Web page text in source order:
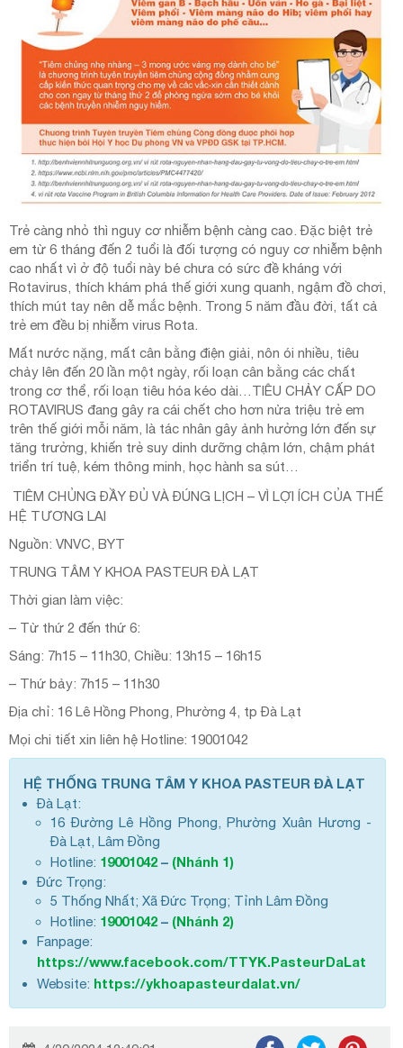
Trẻ càng nhỏ thì nguy cơ nhiễm bệnh càng cao. Đặc biệt trẻ
em từ 6 tháng đến 2 tuổi là đối tượng có nguy cơ nhiễm bệnh
cao nhất vì ở độ tuổi này bé chưa có sức đề kháng với
Rotavirus, thích khám phá thế giới xung quanh, ngậm đồ chơi,
thích mút tay nên dễ mắc bệnh. Trong 5 năm đầu đời, tất cả
trẻ em đều bị nhiễm virus Rota.
Mất nước nặng, mất cân bằng điện giải, nôn ói nhiều, tiêu
chảy lên đến 20 lần một ngày, rối loạn cân bằng các chất
trong cơ thể, rối loạn tiêu hóa kéo dài…TIÊU CHẢY CẤP DO
ROTAVIRUS đang gây ra cái chết cho hơn nửa triệu trẻ em
trên thế giới mỗi năm, là tác nhân gây ảnh hưởng lớn đến sự
tăng trưởng, khiến trẻ suy dinh dưỡng chậm lớn, chậm phát
triển trí tuệ, kém thông minh, học hành sa sút…
TIÊM CHỦNG ĐẦY ĐỦ VÀ ĐÚNG LỊCH – VÌ LỢI ÍCH CỦA THẾ
HỆ TƯƠNG LAI
Nguồn: VNVC, BYT
TRUNG TÂM Y KHOA PASTEUR ĐÀ LẠT
Thời gian làm việc:
– Từ thứ 2 đến thứ 6:
Sáng: 7h15 – 11h30, Chiều: 13h15 – 16h15
– Thứ bảy: 7h15 – 11h30
Địa chỉ: 16 Lê Hồng Phong, Phường 4, tp Đà Lạt
Mọi chi tiết xin liên hệ Hotline: 19001042
HỆ THỐNG TRUNG TÂM Y KHOA PASTEUR ĐÀ LẠT
Đà Lạt:
16 Đường Lê Hồng Phong, Phường Xuân Hương -
Đà Lạt, Lâm Đồng
Hotline: 19001042 – (Nhánh 1)
Đức Trọng:
5 Thống Nhất; Xã Đức Trọng; Tỉnh Lâm Đồng
Hotline: 19001042 – (Nhánh 2)
Fanpage:
https://www.facebook.com/TTYK.PasteurDaLat
Website: https://ykhoapasteurdalat.vn/